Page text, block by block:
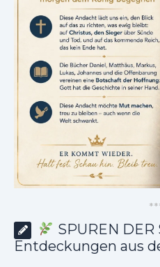
**
SPUREN DER
Entdeckungen aus